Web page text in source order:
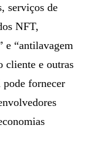
serviços de
NFT,
e “antilavagem
e outras
fornecer